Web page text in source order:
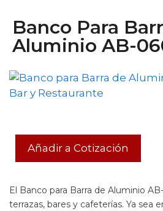
Banco Para
Aluminio AB-
Añadir a Cotización
El Banco para Barra de Aluminio
terrazas, bares y cafeterías. Ya sea